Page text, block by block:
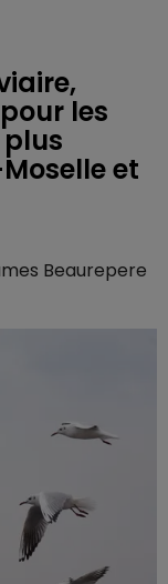
les
et
Beaurepere